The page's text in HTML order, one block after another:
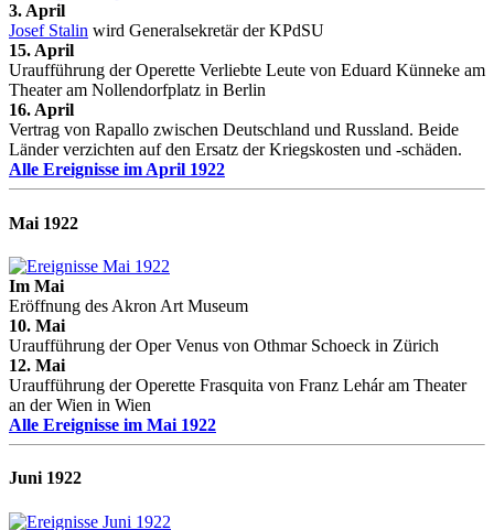
3. April
Josef Stalin wird Generalsekretär der KPdSU
15. April
Uraufführung der Operette Verliebte Leute von Eduard Künneke am
Theater am Nollendorfplatz in Berlin
16. April
Vertrag von Rapallo zwischen Deutschland und Russland. Beide
Länder verzichten auf den Ersatz der Kriegskosten und -schäden.
Alle Ereignisse im April 1922
Mai 1922
Im Mai
Eröffnung des Akron Art Museum
10. Mai
Uraufführung der Oper Venus von Othmar Schoeck in Zürich
12. Mai
Uraufführung der Operette Frasquita von Franz Lehár am Theater
an der Wien in Wien
Alle Ereignisse im Mai 1922
Juni 1922